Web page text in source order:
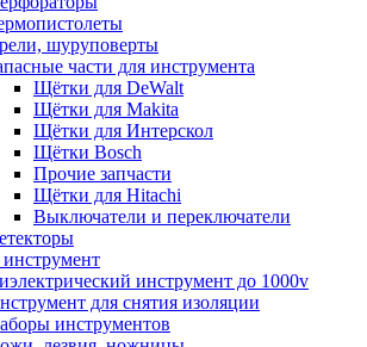
шуруповерты
части для инструмента
Щётки для DeWalt
Щётки для Makita
Щётки для Интерскол
Щётки Bosch
Прочие запчасти
Щётки для Hitachi
Выключатели и переключатели
инструмент до 1000v
для снятия изоляции
инструментов